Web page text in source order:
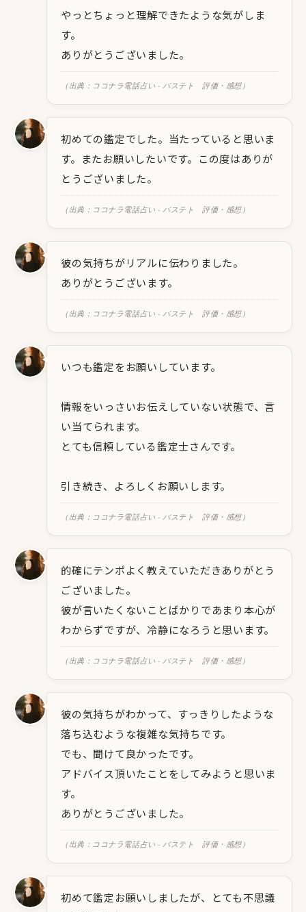
やっとちょっと理解できたような気がしま
す。
ありがとうございました。
（出典：ココナラ電話占い - バステト 評価・感想）
初めての鑑定でした。当たっていると思いま
す。またお願いしたいです。この度はありが
とうございました。
（出典：ココナラ電話占い - バステト 評価・感想）
彼の気持ちがリアルに伝わりました。
ありがとうございます。
（出典：ココナラ電話占い - バステト 評価・感想）
いつも鑑定をお願いしています。
情報をいっさいお伝えしていない状態で、言
い当てられます。
とても信頼している鑑定士さんです。
引き続き、よろしくお願いします。
（出典：ココナラ電話占い - バステト 評価・感想）
的確にテンポよく教えていただきありがとう
ございました。
彼が言いたくないことばかりであまり本心が
わからずですが、冷静になろうと思います。
（出典：ココナラ電話占い - バステト 評価・感想）
彼の気持ちがわかって、すっきりしたような
落ち込むような複雑な気持ちです。
でも、聞けて良かったです。
アドバイス頂いたことをしてみようと思いま
す。
ありがとうございました。
（出典：ココナラ電話占い - バステト 評価・感想）
初めて鑑定お願いしましたが、とても不思議